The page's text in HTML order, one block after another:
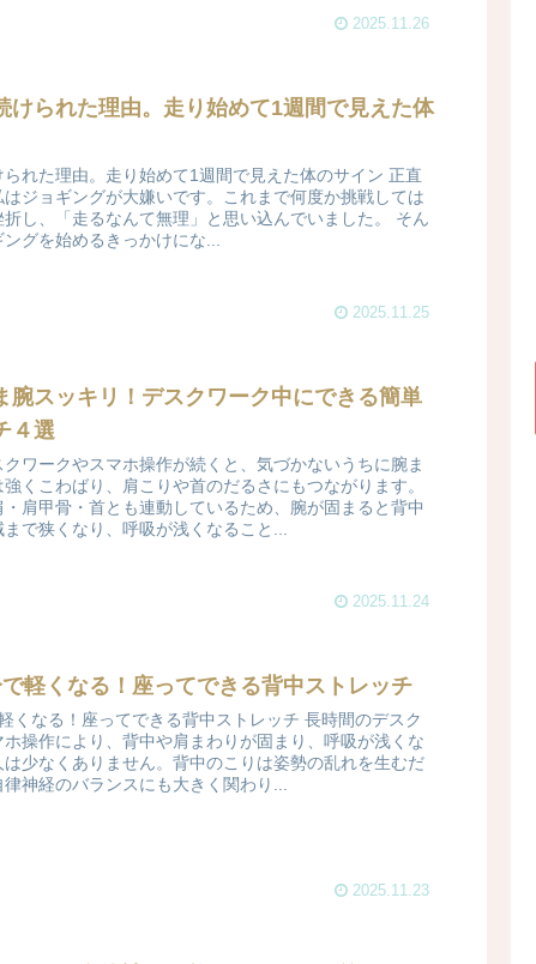
2025.11.26
けられた理由。走り始めて1週間で見えた体
れた理由。走り始めて1週間で見えた体のサイン 正直
はジョギングが大嫌いです。これまで何度か挑戦しては
折し、「走るなんて無理」と思い込んでいました。 そん
グを始めるきっかけにな...
2025.11.25
腕スッキリ！デスクワーク中にできる簡単
４選
ワークやスマホ操作が続くと、気づかないうちに腕ま
くこわばり、肩こりや首のだるさにもつながります。
・肩甲骨・首とも連動しているため、腕が固まると背中
で狭くなり、呼吸が浅くなること...
2025.11.24
軽くなる！座ってできる背中ストレッチ
くなる！座ってできる背中ストレッチ 長時間のデスク
ホ操作により、背中や肩まわりが固まり、呼吸が浅くな
は少なくありません。背中のこりは姿勢の乱れを生むだ
神経のバランスにも大きく関わり...
2025.11.23